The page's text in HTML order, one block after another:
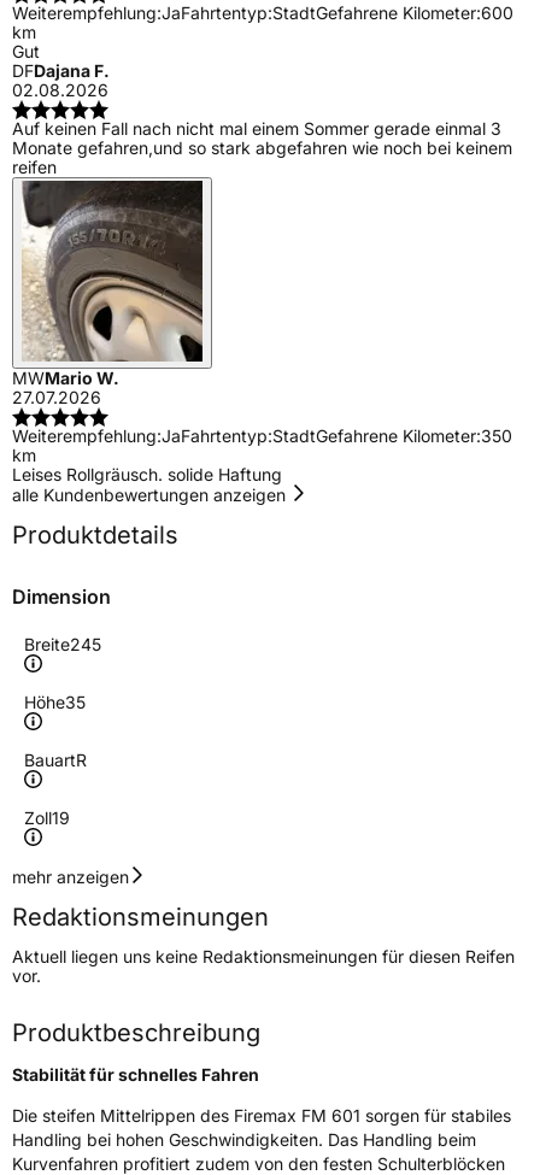
Weiterempfehlung:JaFahrtentyp:StadtGefahrene Kilometer:600
km
Gut
DFDajana F.
02.08.2026
Auf keinen Fall nach nicht mal einem Sommer gerade einmal 3
Monate gefahren,und so stark abgefahren wie noch bei keinem
reifen
MWMario W.
27.07.2026
Weiterempfehlung:JaFahrtentyp:StadtGefahrene Kilometer:350
km
Leises Rollgräusch. solide Haftung
alle Kundenbewertungen anzeigen
Produktdetails
Dimension
Breite245
Höhe35
BauartR
Zoll19
Geschwindigkeitsindex
Höchstgeschwindigkeit
270 km/h
Lastindex93
Höchstlast650 kg
Generelle Merkmale
FahrzeugtypPKW
Verwendung Sommerreifen
mehr anzeigen
Redaktionsmeinungen
Aktuell liegen uns keine Redaktionsmeinungen für diesen Reifen
vor.
Produktbeschreibung
Stabilität für schnelles Fahren
Die steifen Mittelrippen des Firemax FM 601 sorgen für stabiles
Handling bei hohen Geschwindigkeiten. Das Handling beim
Kurvenfahren profitiert zudem von den festen Schulterblöcken